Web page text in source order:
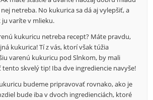
netreba. No kukurica sa dá aj vylepšiť, a
varíte v mlieku.
kukuricu netreba recept? Máte pravdu,
kukurica! Tí z vás, ktorí však túžia
varenú kukuricu pod Slnkom, by mali
skvelý tip! Iba dve ingrediencie navyše!
budeme pripravovať rovnako, ako je
bude iba v dvoch ingredienciách, ktoré